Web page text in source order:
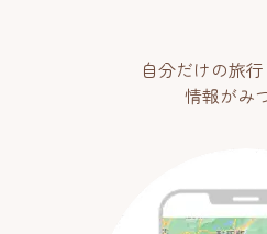
自分だけの旅
情報がみ